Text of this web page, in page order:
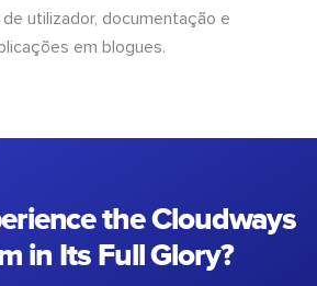
de utilizador, documentação e
em blogues.
the Cloudways
in Its Full Glory?